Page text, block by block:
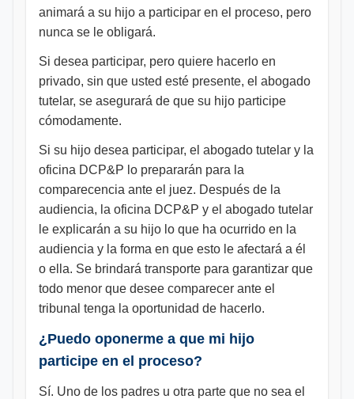
animará a su hijo a participar en el proceso, pero
nunca se le obligará.
Si desea participar, pero quiere hacerlo en
privado, sin que usted esté presente, el abogado
tutelar, se asegurará de que su hijo participe
cómodamente.
Si su hijo desea participar, el abogado tutelar y la
oficina DCP&P lo prepararán para la
comparecencia ante el juez. Después de la
audiencia, la oficina DCP&P y el abogado tutelar
le explicarán a su hijo lo que ha ocurrido en la
audiencia y la forma en que esto le afectará a él
o ella. Se brindará transporte para garantizar que
todo menor que desee comparecer ante el
tribunal tenga la oportunidad de hacerlo.
¿Puedo oponerme a que mi hijo
participe en el proceso?
Sí. Uno de los padres u otra parte que no sea el